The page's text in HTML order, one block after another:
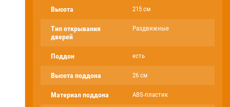
Высота 215 см
Тип открывания
дверей
Раздвижные
Поддон есть
Высота поддона 26 см
Материал поддона ABS-пластик